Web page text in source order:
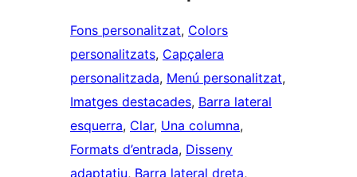
Fons personalitzat, Colors
personalitzats, Capçalera
personalitzada, Menú personalitzat
Imatges destacades, Barra lateral
esquerra, Clar, Una columna
Formats d’entrada, Disseny
adaptatiu, Barra lateral dreta